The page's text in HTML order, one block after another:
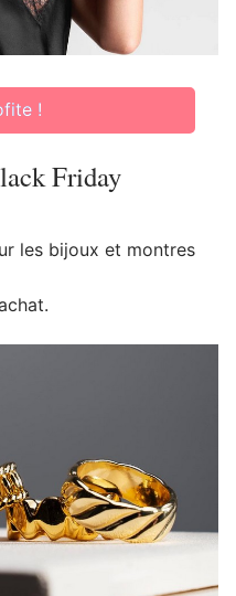
!
Friday
les bijoux et montres